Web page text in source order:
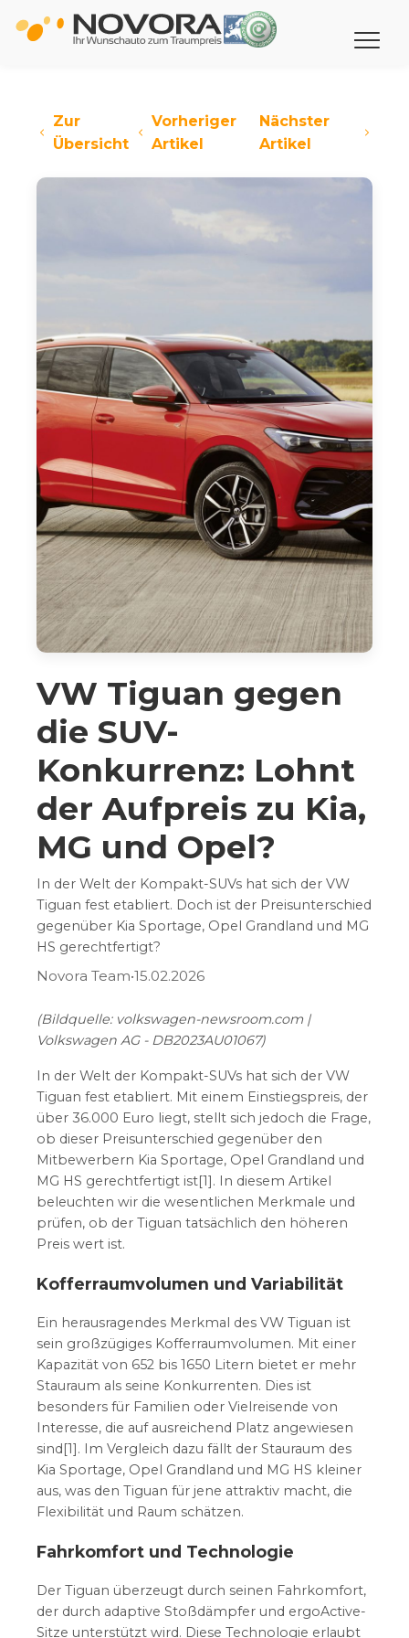
Zur
Übersicht
Vorheriger
Artikel
Nächster
Artikel
VW Tiguan gegen
die SUV-
Konkurrenz: Lohnt
der Aufpreis zu Kia,
MG und Opel?
In der Welt der Kompakt-SUVs hat sich der VW
Tiguan fest etabliert. Doch ist der Preisunterschied
gegenüber Kia Sportage, Opel Grandland und MG
HS gerechtfertigt?
Novora Team•15.02.2026
(Bildquelle: volkswagen-newsroom.com |
Volkswagen AG - DB2023AU01067)
In der Welt der Kompakt-SUVs hat sich der VW
Tiguan fest etabliert. Mit einem Einstiegspreis, der
über 36.000 Euro liegt, stellt sich jedoch die Frage,
ob dieser Preisunterschied gegenüber den
Mitbewerbern Kia Sportage, Opel Grandland und
MG HS gerechtfertigt ist[1]. In diesem Artikel
beleuchten wir die wesentlichen Merkmale und
prüfen, ob der Tiguan tatsächlich den höheren
Preis wert ist.
Kofferraumvolumen und Variabilität
Ein herausragendes Merkmal des VW Tiguan ist
sein großzügiges Kofferraumvolumen. Mit einer
Kapazität von 652 bis 1650 Litern bietet er mehr
Stauraum als seine Konkurrenten. Dies ist
besonders für Familien oder Vielreisende von
Interesse, die auf ausreichend Platz angewiesen
sind[1]. Im Vergleich dazu fällt der Stauraum des
Kia Sportage, Opel Grandland und MG HS kleiner
aus, was den Tiguan für jene attraktiv macht, die
Flexibilität und Raum schätzen.
Fahrkomfort und Technologie
Der Tiguan überzeugt durch seinen Fahrkomfort,
der durch adaptive Stoßdämpfer und ergoActive-
Sitze unterstützt wird. Diese Technologie erlaubt